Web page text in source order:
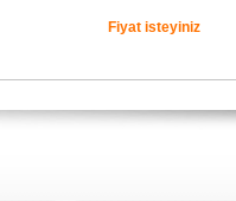
Fiyat isteyiniz